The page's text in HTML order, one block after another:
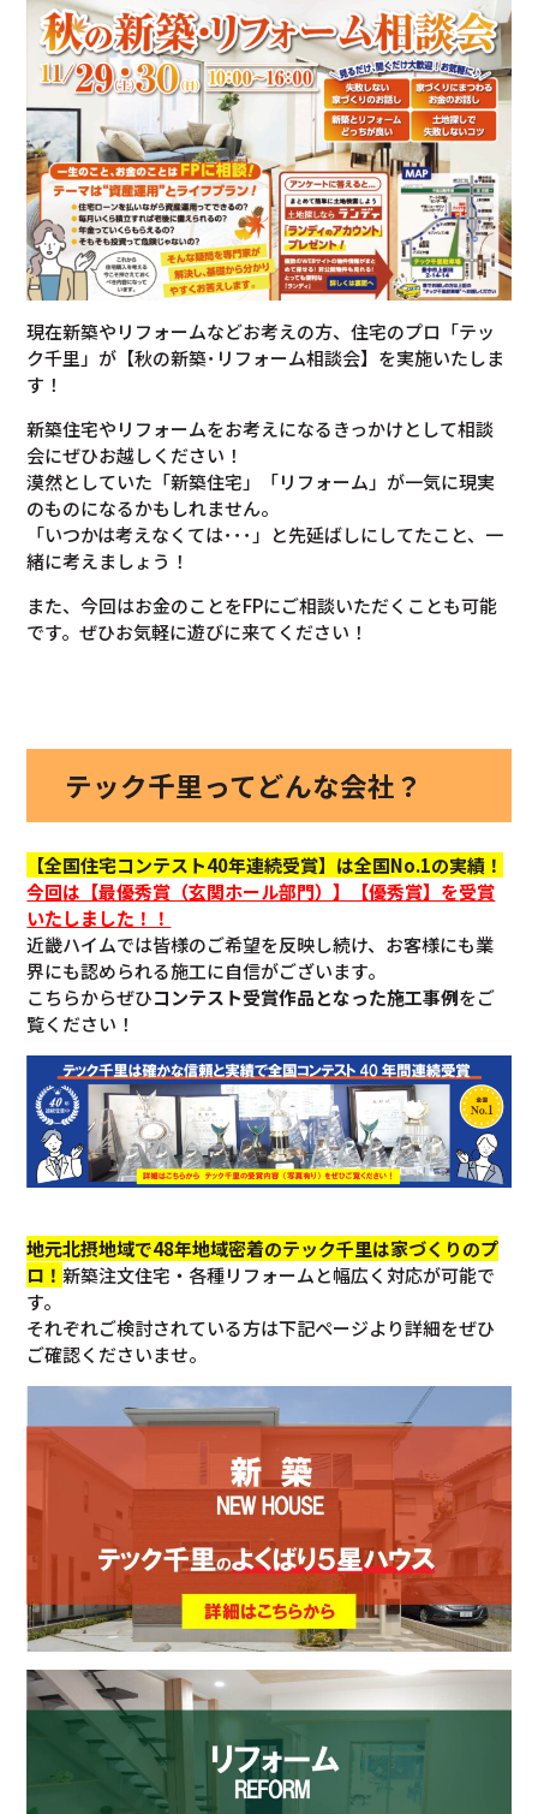
現在新築やリフォームなどお考えの方、住宅のプロ「テッ
ク千里」が【秋の新築･リフォーム相談会】を実施いたしま
す！
新築住宅やリフォームをお考えになるきっかけとして相談
会にぜひお越しください！
漠然としていた「新築住宅」「リフォーム」が一気に現実
のものになるかもしれません。
「いつかは考えなくては･･･」と先延ばしにしてたこと、一
緒に考えましょう！
また、今回はお金のことをFPにご相談いただくことも可能
です。ぜひお気軽に遊びに来てください！
テック千里ってどんな会社？
【全国住宅コンテスト40年連続受賞】は全国No.1の実績！
今回は【最優秀賞（玄関ホール部門）】【優秀賞】を受賞
いたしました！！
近畿ハイムでは皆様のご希望を反映し続け、お客様にも業
界にも認められる施工に自信がございます。
こちらからぜひコンテスト受賞作品となった施工事例をご
覧ください！
地元北摂地域で48年地域密着のテック千里は家づくりのプ
ロ！新築注文住宅・各種リフォームと幅広く対応が可能で
す。
それぞれご検討されている方は下記ページより詳細をぜひ
ご確認くださいませ。